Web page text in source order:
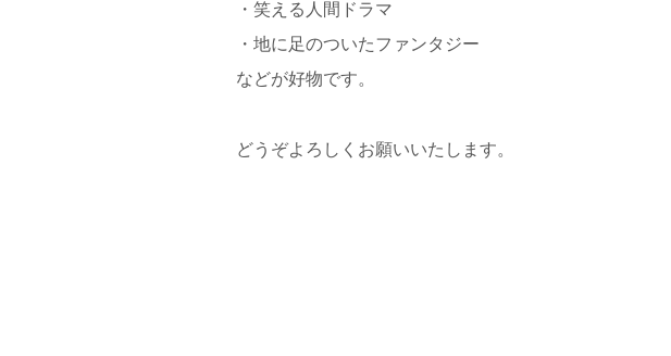
・笑える人間ドラマ
・地に足のついたファンタジー
などが好物です。
どうぞよろしくお願いいたします。